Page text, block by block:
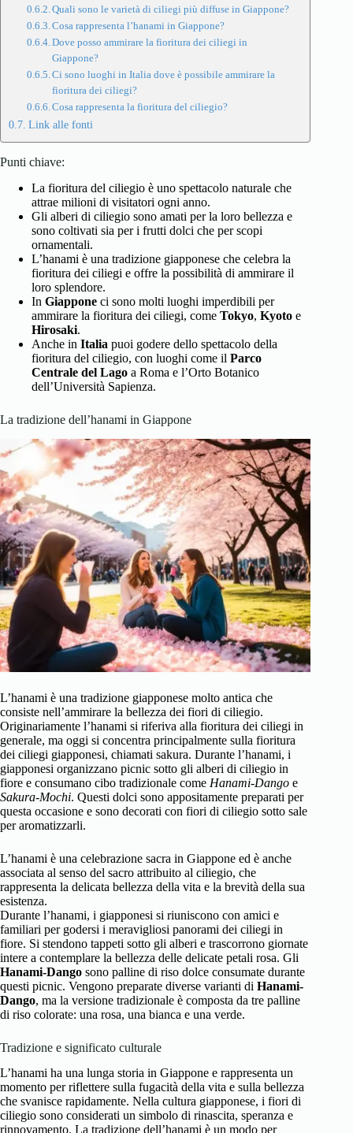
Quali sono le varietà di ciliegi più diffuse in Giappone?
Cosa rappresenta l’hanami in Giappone?
Dove posso ammirare la fioritura dei ciliegi in
Giappone?
Ci sono luoghi in Italia dove è possibile ammirare la
fioritura dei ciliegi?
Cosa rappresenta la fioritura del ciliegio?
Link alle fonti
Punti chiave:
La fioritura del ciliegio è uno spettacolo naturale che
attrae milioni di visitatori ogni anno.
Gli alberi di ciliegio sono amati per la loro bellezza e
sono coltivati sia per i frutti dolci che per scopi
ornamentali.
L’hanami è una tradizione giapponese che celebra la
fioritura dei ciliegi e offre la possibilità di ammirare il
loro splendore.
In Giappone ci sono molti luoghi imperdibili per
ammirare la fioritura dei ciliegi, come Tokyo, Kyoto e
Hirosaki.
Anche in Italia puoi godere dello spettacolo della
fioritura del ciliegio, con luoghi come il Parco
Centrale del Lago a Roma e l’Orto Botanico
dell’Università Sapienza.
La tradizione dell’hanami in Giappone
L’hanami è una tradizione giapponese molto antica che
consiste nell’ammirare la bellezza dei fiori di ciliegio.
Originariamente l’hanami si riferiva alla fioritura dei ciliegi in
generale, ma oggi si concentra principalmente sulla fioritura
dei ciliegi giapponesi, chiamati sakura. Durante l’hanami, i
giapponesi organizzano picnic sotto gli alberi di ciliegio in
fiore e consumano cibo tradizionale come Hanami-Dango e
Sakura-Mochi. Questi dolci sono appositamente preparati per
questa occasione e sono decorati con fiori di ciliegio sotto sale
per aromatizzarli.
L’hanami è una celebrazione sacra in Giappone ed è anche
associata al senso del sacro attribuito al ciliegio, che
rappresenta la delicata bellezza della vita e la brevità della sua
esistenza.
Durante l’hanami, i giapponesi si riuniscono con amici e
familiari per godersi i meravigliosi panorami dei ciliegi in
fiore. Si stendono tappeti sotto gli alberi e trascorrono giornate
intere a contemplare la bellezza delle delicate petali rosa. Gli
Hanami-Dango sono palline di riso dolce consumate durante
questi picnic. Vengono preparate diverse varianti di Hanami-
Dango, ma la versione tradizionale è composta da tre palline
di riso colorate: una rosa, una bianca e una verde.
Tradizione e significato culturale
L’hanami ha una lunga storia in Giappone e rappresenta un
momento per riflettere sulla fugacità della vita e sulla bellezza
che svanisce rapidamente. Nella cultura giapponese, i fiori di
ciliegio sono considerati un simbolo di rinascita, speranza e
rinnovamento. La tradizione dell’hanami è un modo per